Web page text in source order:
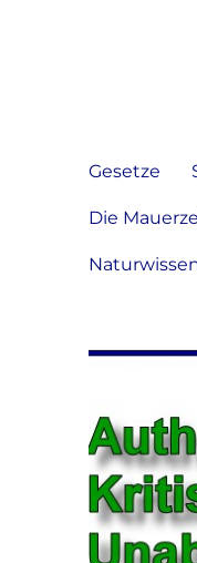
Gesetze
Die